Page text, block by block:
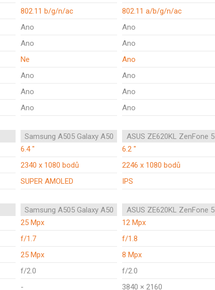
802.11 b/g/n/ac
802.11 a/b/g/n/ac
Ano
Ano
Ano
Ano
Ne
Ano
Ano
Ano
Ano
Ano
Ano Ano
Samsung A505 Galaxy A50
ASUS ZE620KL ZenFone 5
6.4 "
6.2 "
2340 x 1080 bodů
2246 x 1080 bodů
SUPER AMOLED IPS
Samsung A505 Galaxy A50
ASUS ZE620KL ZenFone 5
25 Mpx
12 Mpx
f/1.7
f/1.8
25 Mpx
8 Mpx
f/2.0
f/2.0
- 3840 × 2160